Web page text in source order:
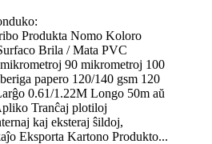
Produkta Nomo Koloro
Brila / Mata PVC
90 mikrometroj 100
papero 120/140 gsm 120
0.61/1.22M Longo 50m aŭ
Tranĉaj plotiloj
kaj eksteraj ŝildoj,
Eksporta Kartono Produkto...